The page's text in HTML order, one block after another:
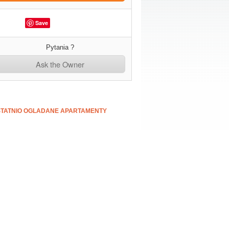
Save
Pytania ?
Ask the Owner
OGLADANE APARTAMENTY